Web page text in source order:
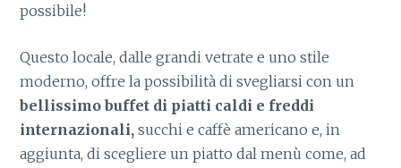
possibile!
Questo locale, dalle grandi vetrate e uno stile
moderno, offre la possibilità di svegliarsi con un
bellissimo buffet di piatti caldi e freddi
internazionali, succhi e caffè americano e, in
aggiunta, di scegliere un piatto dal menù come, ad